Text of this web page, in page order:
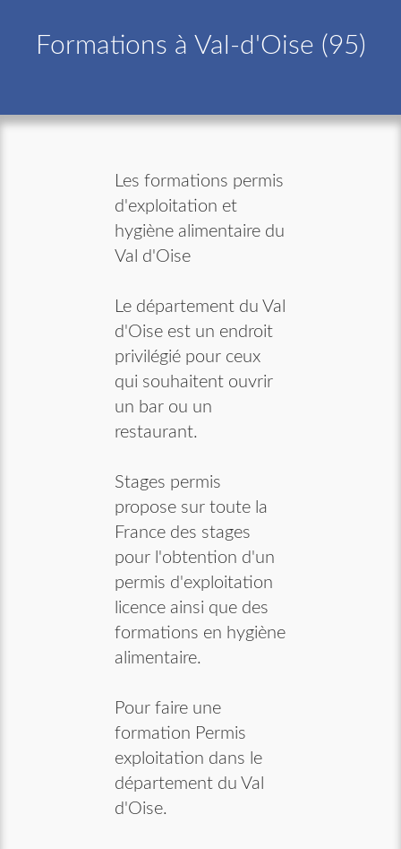
Formations à Val-d'Oise (95)
Les formations permis
d'exploitation et
hygiène alimentaire du
Val d'Oise
Le département du Val
d'Oise est un endroit
privilégié pour ceux
qui souhaitent ouvrir
un bar ou un
restaurant.
Stages permis
propose sur toute la
France des stages
pour l'obtention d'un
permis d'exploitation
licence ainsi que des
formations en hygiène
alimentaire.
Pour faire une
formation Permis
exploitation dans le
département du Val
d'Oise.